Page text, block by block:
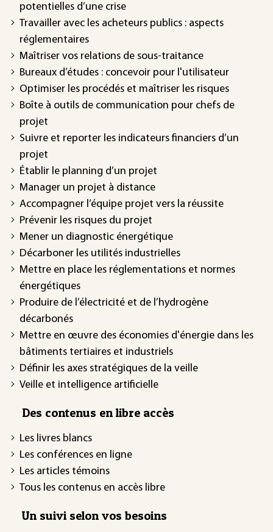
potentielles d’une crise
Travailler avec les acheteurs publics : aspects
réglementaires
Maîtriser vos relations de sous-traitance
Bureaux d’études : concevoir pour l'utilisateur
Optimiser les procédés et maîtriser les risques
Boîte à outils de communication pour chefs de
projet
Suivre et reporter les indicateurs financiers d’un
projet
Établir le planning d’un projet
Manager un projet à distance
Accompagner l’équipe projet vers la réussite
Prévenir les risques du projet
Mener un diagnostic énergétique
Décarboner les utilités industrielles
Mettre en place les réglementations et normes
énergétiques
Produire de l’électricité et de l’hydrogène
décarbonés
Mettre en œuvre des économies d'énergie dans les
bâtiments tertiaires et industriels
Définir les axes stratégiques de la veille
Veille et intelligence artificielle
Des contenus en libre accès
Les livres blancs
Les conférences en ligne
Les articles témoins
Tous les contenus en accès libre
Un suivi selon vos besoins